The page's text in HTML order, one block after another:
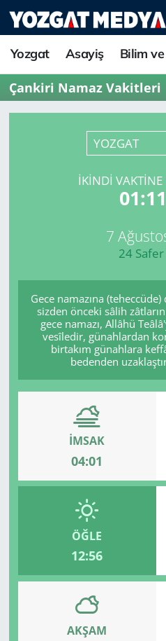
Yozgat Asayiş Bilim
Çankiri Namaz Vakitleri
YOZGAT
İKINDI VAKTINE
7
24
Gece namazına
sizden önceki sâlih
gece namazı, Allâhü
vesîledir, günahlardan
birtakım günahlara
bedenden
İMSAK
04:01
ÖĞLE
12:56
AKŞAM